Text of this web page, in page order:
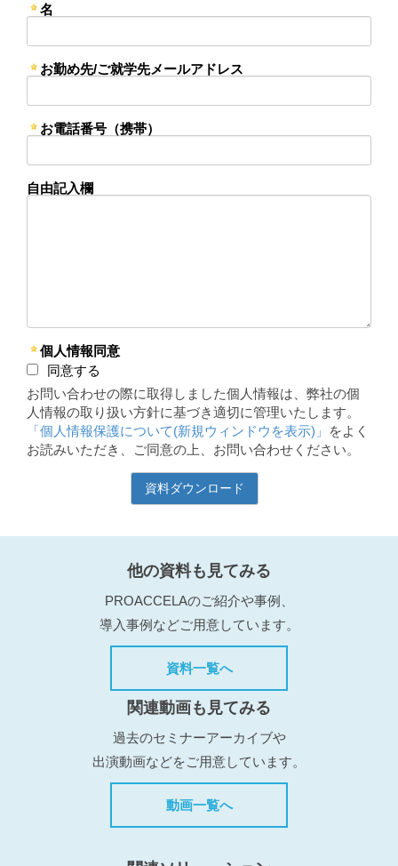
名
お勤め先/ご就学先メールアドレス
お電話番号（携帯）
自由記入欄
個人情報同意
同意する
お問い合わせの際に取得しました個人情報は、弊社の個
人情報の取り扱い方針に基づき適切に管理いたします。
「個人情報保護について(新規ウィンドウを表示)」
をよく
お読みいただき、ご同意の上、お問い合わせください。
他の資料も見てみる
PROACCELAのご紹介や事例、
導入事例などご用意しています。
資料一覧へ
関連動画も見てみる
過去のセミナーアーカイブや
出演動画などをご用意しています。
動画一覧へ